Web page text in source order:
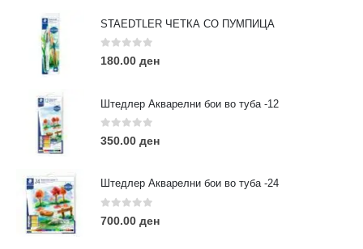
STAEDTLER ЧЕТКА СО ПУМПИЦА
0 out of 5
180.00 ден
Штедлер Акварелни бои во туба -12
0out of 5
350.00 ден
Штедлер Акварелни бои во туба -24
0out of 5
700.00 ден